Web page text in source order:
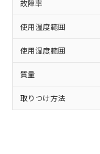
故障率
使用温度範囲
使用湿度範囲
質量
取りつけ方法
メン
お客
登録
およ
品・
をご
※3 非含有
下記の非含
EU RoHS指
及ぼさない
「－」：未
い合わせく